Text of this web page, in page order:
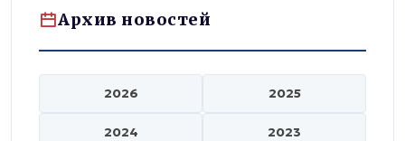
Архив новостей
2026 2025
2024 2023